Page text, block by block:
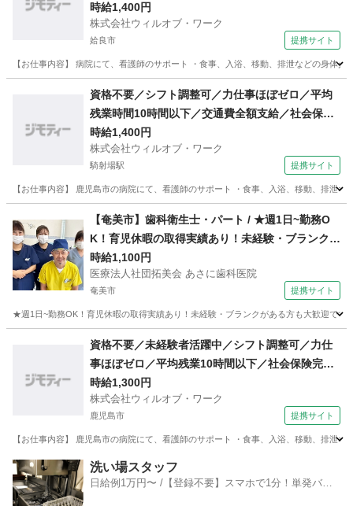
完備／週3日〜勤務ok／医療行為なし／要経験／
日払い可・週払い可/ms460101
時給1,400円
株式会社ウィルオブ・ワーク
姶良市 提携サイト
【お仕事内容】 病院にて、看護師のサポート ・食事、入浴、移動、排泄などの身体
その他
資格不要／シフト調整可／力仕事ほぼゼロ／平均
残業時間10時間以下／交通費全額支給／社会保険
完備／週3日〜勤務ok／駅チカ／医療行為なし／
要経験／日払い可・週払い可/ms460101
時給1,400円
株式会社ウィルオブ・ワーク
騎射場駅 提携サイト
【お仕事内容】 鹿児島市の病院にて、看護師のサポート ・食事、入浴、移動、排泄
鹿児島市 騎射場駅 その他
【奄美市】歯科衛生士・パート / ★週1日~勤務O
K！育児休暇の取得実績あり！未経験・ブランクが
ある方も大歓迎です★
時給1,100円
医療法人社団拓美会 あさに歯科医院
奄美市 提携サイト
★週1日~勤務OK！育児休暇の取得実績あり！未経験・ブランクがある方も大歓迎で
歯科衛生士
資格不要／未経験者活躍中／シフト調整可／力仕
事ほぼゼロ／平均残業10時間以下／社会保険完備
／週3日〜勤務ok／車通勤可／医療行為なし／日
払い可・週払い可/ms460101
時給1,300円
株式会社ウィルオブ・ワーク
鹿児島市 提携サイト
【お仕事内容】 鹿児島市の病院にて、看護師のサポート ・食事、入浴、移動、排泄
鹿児島 鹿児島市 その他
洗い場スタッフ
日給例1万円〜 /【登録不要】スマホで1分！単発バイ